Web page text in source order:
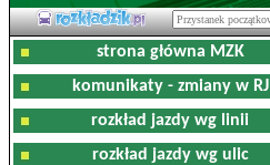
strona główna MZK
komunikaty - zmiany w RJ
rozkład jazdy wg linii
rozkład jazdy wg ulic